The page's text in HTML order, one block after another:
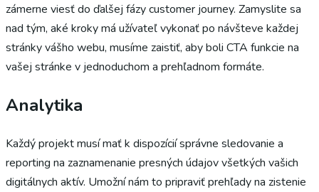
zámerne viesť do ďalšej fázy customer journey. Zamyslite sa
nad tým, aké kroky má užívateľ vykonať po návšteve každej
stránky vášho webu, musíme zaistiť, aby boli CTA funkcie na
vašej stránke v jednoduchom a prehľadnom formáte.
Analytika
Každý projekt musí mať k dispozícií správne sledovanie a
reporting na zaznamenanie presných údajov všetkých vašich
digitálnych aktív. Umožní nám to pripraviť prehľady na zistenie